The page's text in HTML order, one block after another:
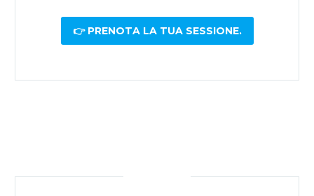
👉 PRENOTA LA TUA SESSIONE.